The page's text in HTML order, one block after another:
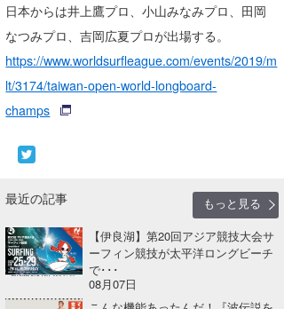
日本からは井上鷹プロ、小山みなみプロ、田岡
なつみプロ、吉岡広夏プロが出場する。
https://www.worldsurfleague.com/events/2019/m
lt/3174/taiwan-open-world-longboard-
champs
最近の記事
もっと見る
【伊良湖】第20回アジア競技大会サ
ーフィン競技が太平洋ロングビーチ
で･･･
08月07日
banpaku
Mr.K
chappy
Romisea